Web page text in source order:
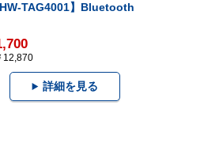
TAG4001】Bluetooth
12,870
詳細を見る